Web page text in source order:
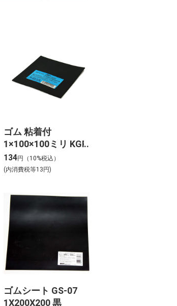
ゴム 粘着付
1×100×100ミリ KGR-
1103T
134円（10%税込）
(内消費税等13円)
ゴムシート GS-07
1X200X200 黒